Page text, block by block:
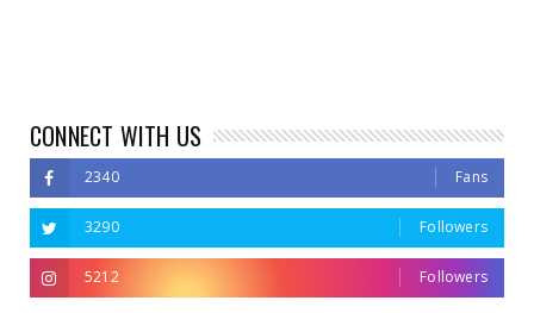
CONNECT WITH US
2340 Fans
3290 Followers
5212 Followers